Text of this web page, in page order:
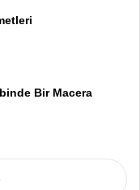
Bir Macera